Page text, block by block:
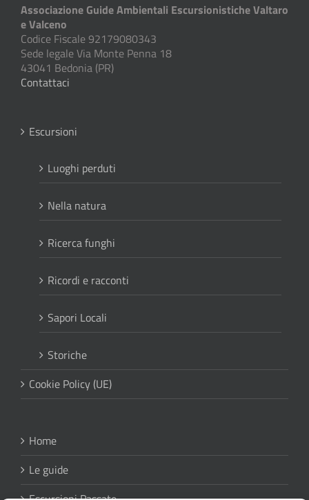
Associazione Guide Ambientali Escursionistiche Valtaro
e Valceno
Codice Fiscale 92179080343
Sede legale Via Monte Penna 18
43041 Bedonia (PR)
Contattaci
Escursioni
Luoghi perduti
Nella natura
Ricerca funghi
Ricordi e racconti
Sapori Locali
Storiche
Cookie Policy (UE)
Home
Le guide